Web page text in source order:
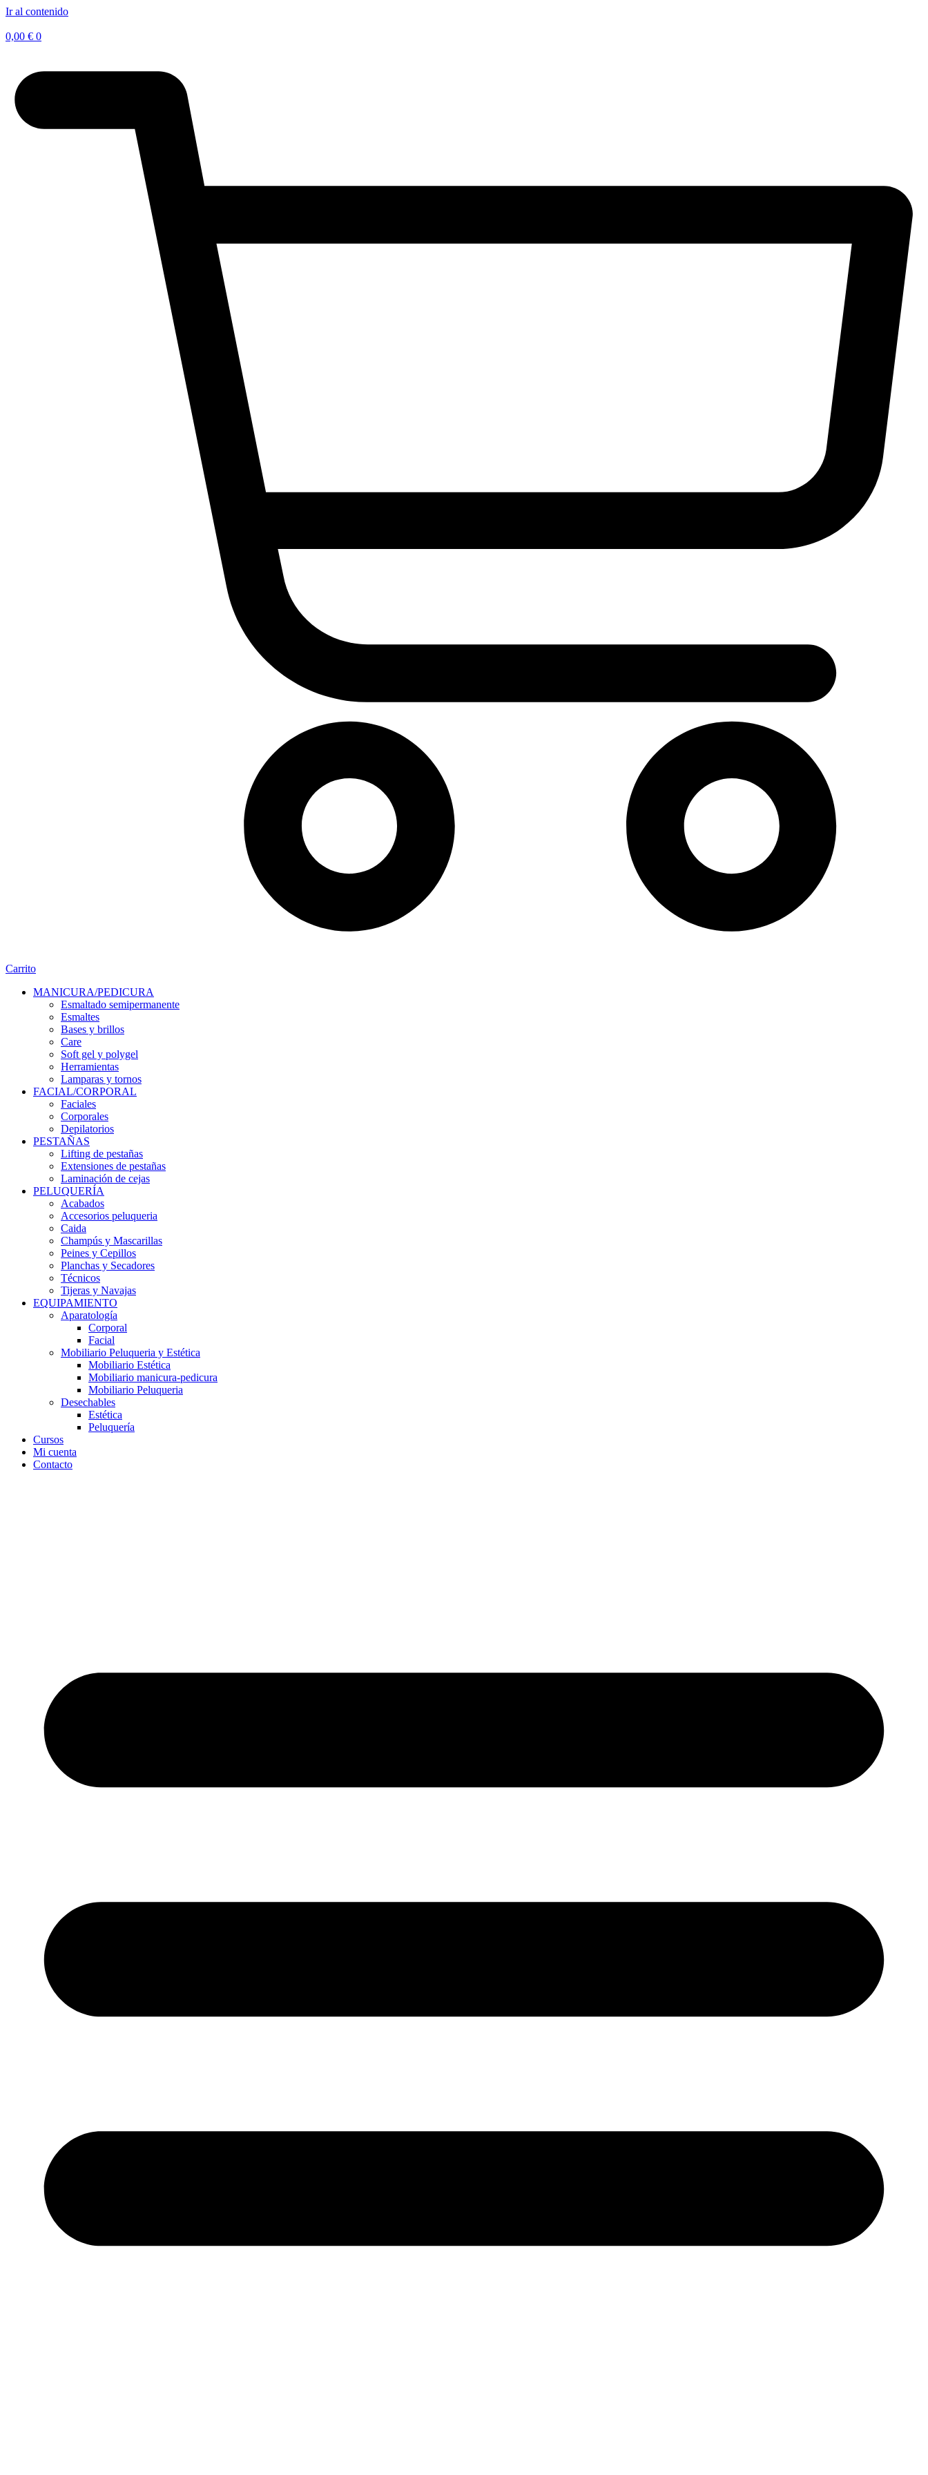
Ir al contenido
0,00 € 0
Carrito
MANICURA/PEDICURA
Esmaltado semipermanente
Esmaltes
Bases y brillos
Care
Soft gel y polygel
Herramientas
Lamparas y tornos
FACIAL/CORPORAL
Faciales
Corporales
Depilatorios
PESTAÑAS
Lifting de pestañas
Extensiones de pestañas
Laminación de cejas
PELUQUERÍA
Acabados
Accesorios peluqueria
Caida
Champús y Mascarillas
Peines y Cepillos
Planchas y Secadores
Técnicos
Tijeras y Navajas
EQUIPAMIENTO
Aparatología
Corporal
Facial
Mobiliario Peluqueria y Estética
Mobiliario Estética
Mobiliario manicura-pedicura
Mobiliario Peluqueria
Desechables
Estética
Peluquería
Cursos
Mi cuenta
Contacto